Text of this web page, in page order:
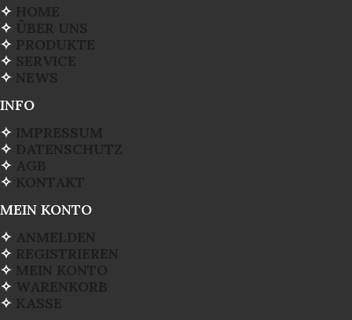
✧
✧
✧
✧
✧
INFO
✧
✧
✧
✧
MEIN KONTO
✧
✧
✧
✧
✧